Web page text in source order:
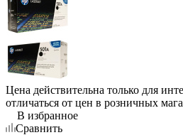
Цена действительна только для
отличаться от цен в розничных
В избранное
Сравнить